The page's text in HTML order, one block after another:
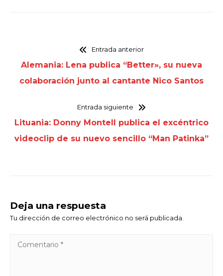
Entrada anterior
Alemania: Lena publica “Better», su nueva
colaboración junto al cantante Nico Santos
Entrada siguiente
Lituania: Donny Montell publica el excéntrico
videoclip de su nuevo sencillo “Man Patinka”
Deja una respuesta
Tu dirección de correo electrónico no será publicada.